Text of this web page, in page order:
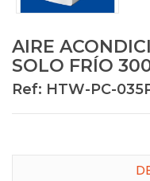
AIRE
SOLO FRÍO
Ref: HTW-PC-